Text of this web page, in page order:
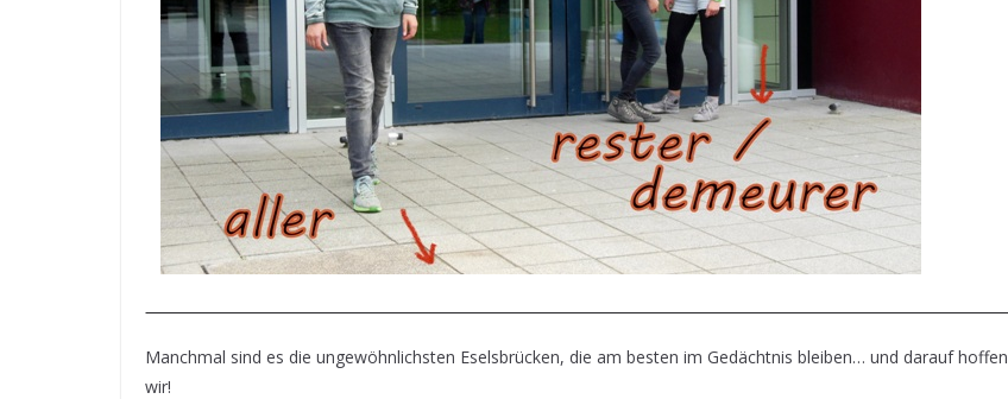
Manchmal sind es die ungewöhnlichsten Eselsbrücken, die am besten im Gedächtnis bleiben… und darauf hoffen
wir!